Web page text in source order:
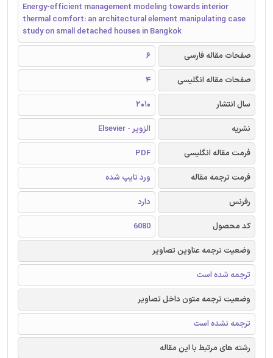
Energy-efficient management modeling towards interior
thermal comfort: an architectural element manipulating case
study on small detached houses in Bangkok
صفحات مقاله فارسی
6
صفحات مقاله انگلیسی
4
سال انتشار
2010
نشریه
الزویر - Elsevier
فرمت مقاله انگلیسی
PDF
فرمت ترجمه مقاله
ورد تایپ شده
رفرنس
دارد
کد محصول
6080
وضعیت ترجمه عناوین تصاویر
ترجمه شده است
وضعیت ترجمه متون داخل تصاویر
ترجمه نشده است
رشته های مرتبط با این مقاله